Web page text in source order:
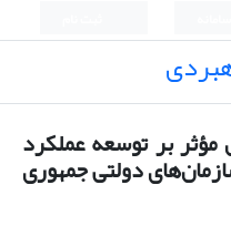
مؤثر بر توسعه عملکرد
دولتی جمهوری